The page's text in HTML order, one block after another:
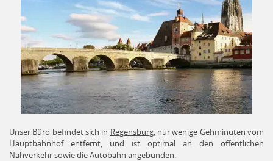
Unser Büro befindet sich in Regensburg, nur wenige Gehminuten vom
Hauptbahnhof entfernt, und ist optimal an den öffentlichen
Nahverkehr sowie die Autobahn angebunden.